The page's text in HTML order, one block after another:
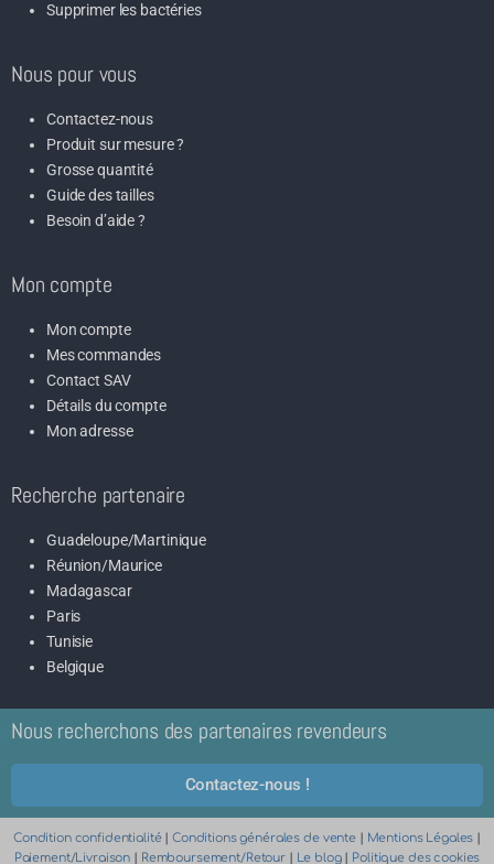
Supprimer les bactéries
Nous pour vous
Contactez-nous
Produit sur mesure ?
Grosse quantité
Guide des tailles
Besoin d’aide ?
Mon compte
Mon compte
Mes commandes
Contact SAV
Détails du compte
Mon adresse
Recherche partenaire
Guadeloupe/Martinique
Réunion/Maurice
Madagascar
Paris
Tunisie
Belgique
Nous recherchons des partenaires revendeurs
Contactez-nous !
Condition confidentialité|Conditions générales de vente| Mentions Légales |
Paiement/Livraison | Remboursement/Retour | Le blog| Politique des cookies